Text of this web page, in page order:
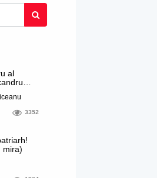
al
Fritz
cu
brațe
3352
mira)